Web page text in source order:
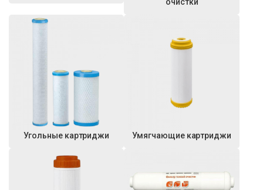
очистки
Угольные картриджи Умягчающие картриджи